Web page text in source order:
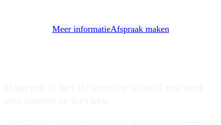
Meer informatieAfspraak maken